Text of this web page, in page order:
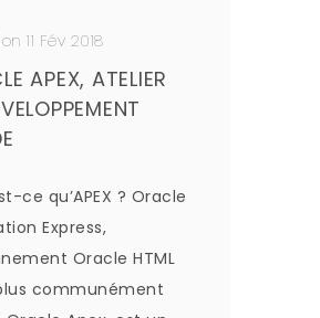
11 Fév 2018
APEX, ATELIER
ce qu’APEX ? Oracle
Express,
Oracle HTML
communément